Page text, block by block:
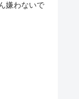
嫌わないで